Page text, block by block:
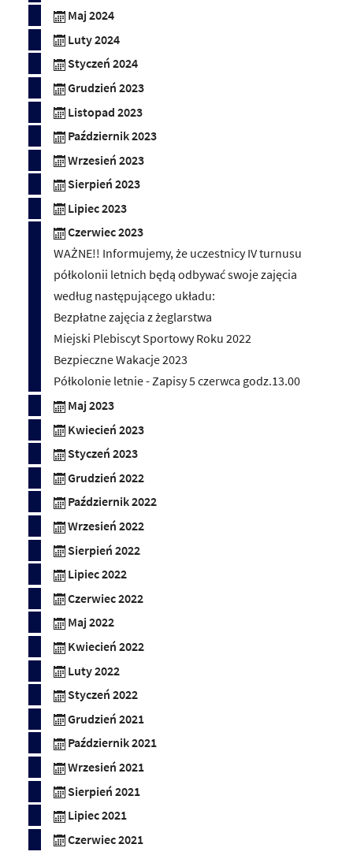
Maj 2024
Luty 2024
Styczeń 2024
Grudzień 2023
Listopad 2023
Październik 2023
Wrzesień 2023
Sierpień 2023
Lipiec 2023
Czerwiec 2023
WAŻNE!! Informujemy, że uczestnicy IV turnusu
półkolonii letnich będą odbywać swoje zajęcia
według następującego układu:
Bezpłatne zajęcia z żeglarstwa
Miejski Plebiscyt Sportowy Roku 2022
Bezpieczne Wakacje 2023
Półkolonie letnie - Zapisy 5 czerwca godz.13.00
Maj 2023
Kwiecień 2023
Styczeń 2023
Grudzień 2022
Październik 2022
Wrzesień 2022
Sierpień 2022
Lipiec 2022
Czerwiec 2022
Maj 2022
Kwiecień 2022
Luty 2022
Styczeń 2022
Grudzień 2021
Październik 2021
Wrzesień 2021
Sierpień 2021
Lipiec 2021
Czerwiec 2021